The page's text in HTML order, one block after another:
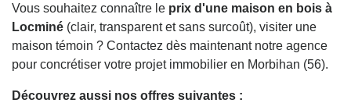
Vous souhaitez connaître le prix d'une maison en bois à
Locminé (clair, transparent et sans surcoût), visiter une
maison témoin ? Contactez dès maintenant notre agence
pour concrétiser votre projet immobilier en Morbihan (56).
Découvrez aussi nos offres suivantes :